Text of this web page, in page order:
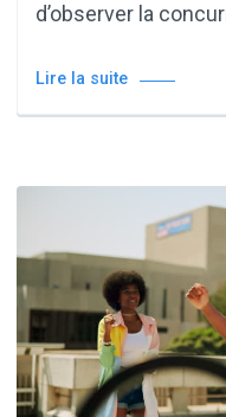
d’observer la
Lire la suite